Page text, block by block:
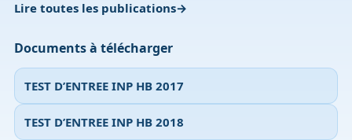
Lire toutes les publications
Documents à télécharger
TEST D’ENTREE INP HB 2017
TEST D’ENTREE INP HB 2018